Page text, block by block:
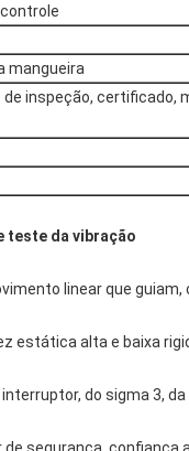
mangueira
inspeção, certificado,
teste da vibração
linear que
estática alta e baixa
do sigma 3,